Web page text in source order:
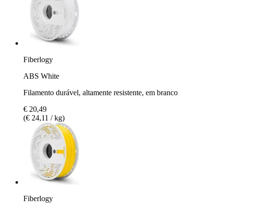
Fiberlogy
ABS White
Filamento durável, altamente resistente, em branco
€ 20,49
(€ 24,11 / kg)
Fiberlogy